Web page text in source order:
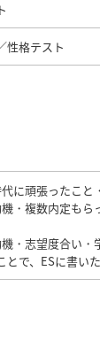
性格テスト
に頑張ったこと
・複数内定もら
・志望度合い・
とで、ESに書い